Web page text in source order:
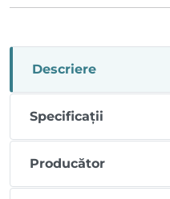
Descriere
Specificații
Producător